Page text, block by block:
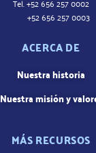
Tel. +52 656 257 0002
+52 656 257 0003
ACERCA DE
Nuestra historia
Nuestra misión y
MÁS RECURSOS